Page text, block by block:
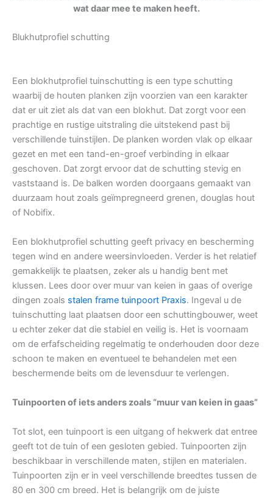
wat daar mee te maken heeft.
Blukhutprofiel schutting
Een blokhutprofiel tuinschutting is een type schutting
waarbij de houten planken zijn voorzien van een karakter
dat er uit ziet als dat van een blokhut. Dat zorgt voor een
prachtige en rustige uitstraling die uitstekend past bij
verschillende tuinstijlen. De planken worden vlak op elkaar
gezet en met een tand-en-groef verbinding in elkaar
geschoven. Dat zorgt ervoor dat de schutting stevig en
vaststaand is. De balken worden doorgaans gemaakt van
duurzaam hout zoals geïmpregneerd grenen, douglas hout
of Nobifix.
Een blokhutprofiel schutting geeft privacy en bescherming
tegen wind en andere weersinvloeden. Verder is het relatief
gemakkelijk te plaatsen, zeker als u handig bent met
klussen. Lees door over muur van keien in gaas of overige
dingen zoals stalen frame tuinpoort Praxis. Ingeval u de
tuinschutting laat plaatsen door een schuttingbouwer, weet
u echter zeker dat die stabiel en veilig is. Het is voornaam
om de erfafscheiding regelmatig te onderhouden door deze
schoon te maken en eventueel te behandelen met een
beschermende beits om de levensduur te verlengen.
Tuinpoorten of iets anders zoals “muur van keien in gaas”
Tot slot, een tuinpoort is een uitgang of hekwerk dat entree
geeft tot de tuin of een gesloten gebied. Tuinpoorten zijn
beschikbaar in verschillende maten, stijlen en materialen.
Tuinpoorten zijn er in veel verschillende breedtes tussen de
80 en 300 cm breed. Het is belangrijk om de juiste